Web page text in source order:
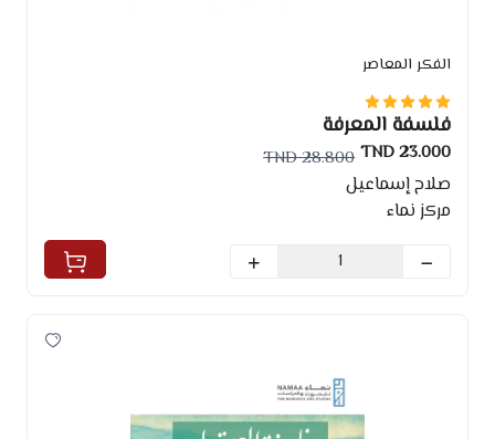
الفكر المعاصر
فلسفة المعرفة
23.000 TND
28.800 TND
صلاح إسماعيل
مركز نماء